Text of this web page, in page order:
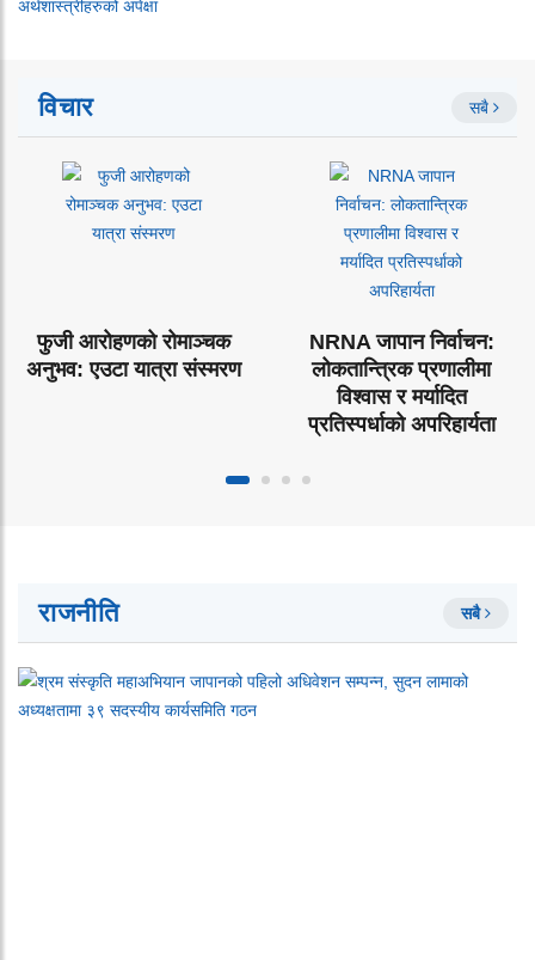
विचार सबै
फुजी आरोहणको रोमाञ्चक
अनुभव: एउटा यात्रा संस्मरण
NRNA जापान निर्वाचन:
लोकतान्त्रिक प्रणालीमा
विश्वास र मर्यादित
प्रतिस्पर्धाको अपरिहार्यता
राजनीति सबै